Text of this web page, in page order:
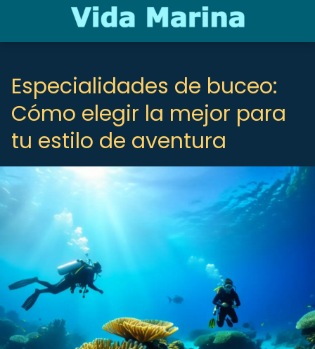
Especialidades de buceo:
Cómo elegir la mejor para
tu estilo de aventura